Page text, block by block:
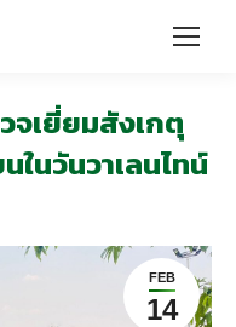
จเยี่ยมสังเกตุ
นวันวาเลนไทน์
FEB
14